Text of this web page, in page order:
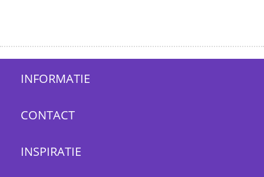
INFORMATIE
CONTACT
INSPIRATIE